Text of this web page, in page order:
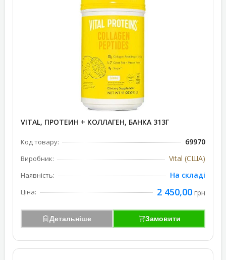
VITAL, ПРОТЕИН + КОЛЛАГЕН, БАНКА 313Г
Код товару: 69970
Виробник: Vital (США)
Наявність: На складі
Ціна: 2 450,00 грн
Детальніше Замовити